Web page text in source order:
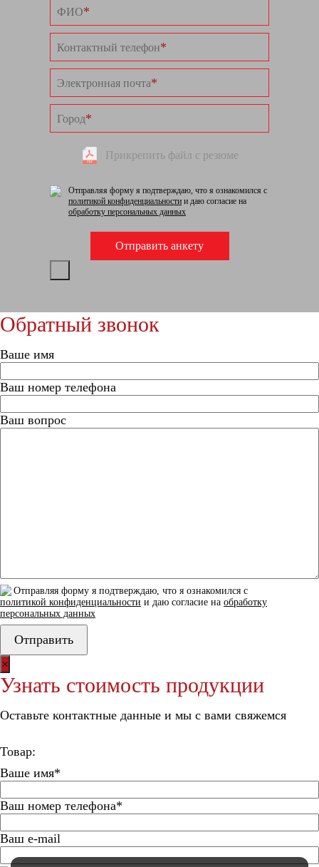
ФИО*
Контактный телефон*
Электронная почта*
Город*
Прикрепить файл с резюме
Отправляя форму я подтверждаю, что я ознакомился с
политикой конфиденциальности и даю согласие на
обработку персональных данных
Обратный звонок
Ваше имя
Ваш номер телефона
Ваш вопрос
Отправляя форму я подтверждаю, что я ознакомился с
политикой конфиденциальности и даю согласие на обработку
персональных данных
×
Узнать стоимость продукции
Оставьте контактные данные и мы с вами свяжемся
Товар:
Ваше имя*
Ваш номер телефона*
Ваш e-mail